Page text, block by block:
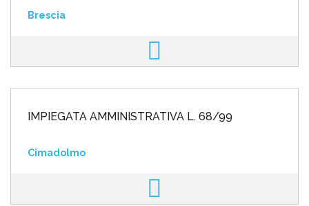
Brescia
IMPIEGATA AMMINISTRATIVA L. 68/99
Cimadolmo